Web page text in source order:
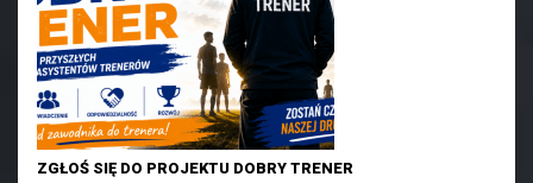
ZGŁOŚ SIĘ DO PROJEKTU DOBRY TRENER